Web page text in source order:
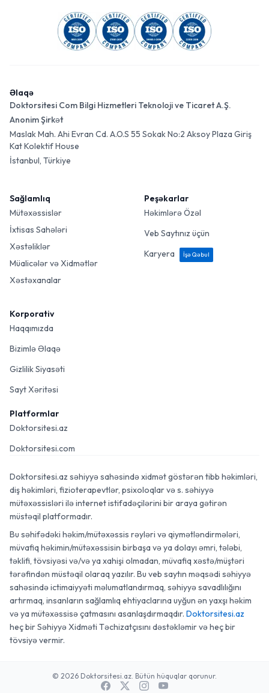
Əlaqə
Doktorsitesi Com Bilgi Hizmetleri Teknoloji ve Ticaret A.Ş.
Anonim Şirkət
Maslak Mah. Ahi Evran Cd. A.O.S 55 Sokak No:2 Aksoy Plaza Giriş
Kat Kolektif House
İstanbul, Türkiye
Sağlamlıq
Mütəxəssislər
İxtisas Sahələri
Xəstəliklər
Müalicələr və Xidmətlər
Xəstəxanalar
Peşəkarlar
Həkimlərə Özəl
Veb Saytınız üçün
Karyera
İşə Qəbul
Korporativ
Haqqımızda
Bizimlə Əlaqə
Gizlilik Siyasəti
Sayt Xəritəsi
Platformlar
Doktorsitesi.az
Doktorsitesi.com
Doktorsitesi.az səhiyyə sahəsində xidmət göstərən tibb həkimləri,
diş həkimləri, fizioterapevtlər, psixoloqlar və s. səhiyyə
mütəxəssisləri ilə internet istifadəçilərini bir araya gətirən
müstəqil platformadır.
Bu səhifədəki həkim/mütəxəssis rəyləri və qiymətləndirmələri,
müvafiq həkimin/mütəxəssisin birbaşa və ya dolayı əmri, tələbi,
təklifi, tövsiyəsi və/və ya xahişi olmadan, müvafiq xəstə/müştəri
tərəfindən müstəqil olaraq yazılır. Bu veb saytın məqsədi səhiyyə
sahəsində ictimaiyyəti məlumatlandırmaq, səhiyyə savadlılığını
artırmaq, insanların sağlamlıq ehtiyaclarına uyğun ən yaxşı həkim
və ya mütəxəssisə çatmasını asanlaşdırmaqdır. Doktorsitesi.az
heç bir Səhiyyə Xidməti Təchizatçısını dəstəkləmir və heç bir
tövsiyə vermir.
© 2026 Doktorsitesi.az. Bütün hüquqlar qorunur.